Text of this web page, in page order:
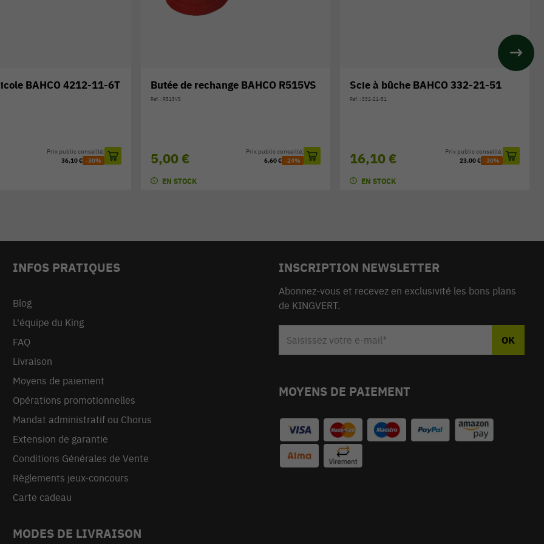
de rechange BAHCO R515VS
€
Prix public conseillé:
6,60 €
Scie à bûche BAHCO 332-21-51
16,10 €
Prix public conseillé:
23,00 €
Scie repliable BAHCO 396-JT
Réf. : 396-JT
35,20 €
Prix public conseillé:
50,30 €
INFOS PRATIQUES
Blog
L'équipe du King
FAQ
Livraison
Moyens de paiement
Opérations promotionnelles
Mandat administratif ou Chorus
Extension de garantie
Conditions Générales de Vente
Règlements jeux-concours
Carte cadeau
MODES DE LIVRAISON
INSCRIPTION NEWSLETTER
Abonnez-vous et recevez en exclusivité les bons plans
de KINGVERT.
MOYENS DE PAIEMENT